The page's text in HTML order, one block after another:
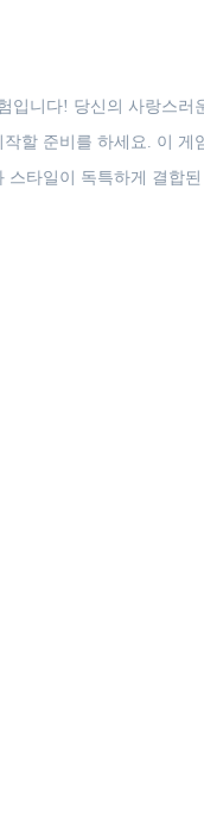
입니다! 당신의 사랑스
할 준비를 하세요. 이 게
타일이 독특하게 결합